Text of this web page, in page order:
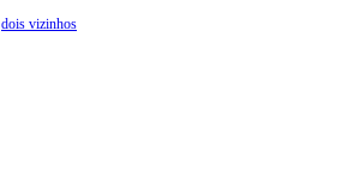
dois vizinhos